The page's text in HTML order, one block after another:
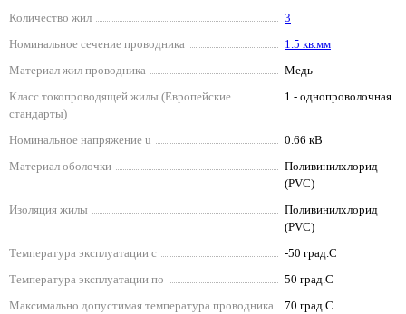
Количество жил
3
Номинальное сечение проводника
1.5 кв.мм
Материал жил проводника
Медь
Класс токопроводящей жилы (Европейские
стандарты)
1 - однопроволочная
Номинальное напряжение u
0.66 кВ
Материал оболочки
Поливинилхлорид
(PVC)
Изоляция жилы
Поливинилхлорид
(PVC)
Температура эксплуатации с
-50 град.C
Температура эксплуатации по
50 град.C
Максимально допустимая температура проводника
70 град.C